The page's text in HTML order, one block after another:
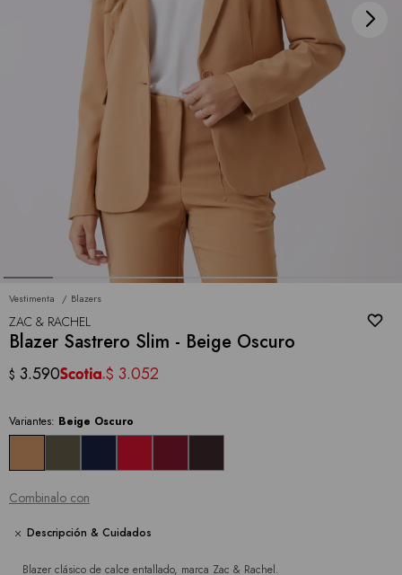
Vestimenta Blazers
ZAC & RACHEL
Blazer Sastrero Slim - Beige Oscuro
$ 3.590 $ 3.052
Variantes: Beige Oscuro
Combinalo con
Descripción & Cuidados
Blazer clásico de calce entallado, marca Zac & Rachel.